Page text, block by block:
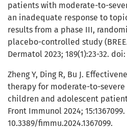
patients with moderate-to-
an inadequate response to
results from a phase III,
placebo-controlled study
Dermatol 2023; 189(1):23-32.
Zheng Y, Ding R, Bu J.
therapy for moderate-to-
children and adolescent
Front Immunol 2024;
10.3389/fimmu.2024.1367099.